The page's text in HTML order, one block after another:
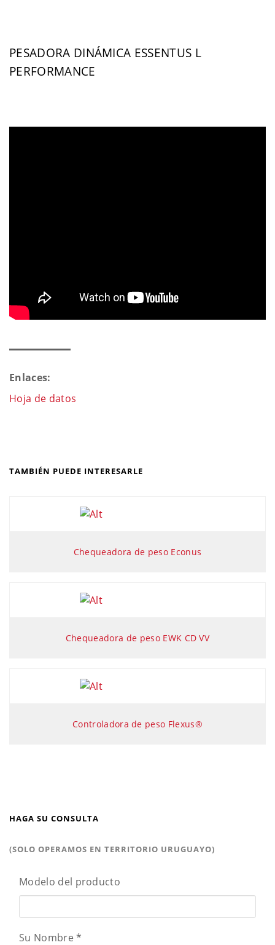
PESADORA DINÁMICA ESSENTUS L
PERFORMANCE
Enlaces:
Hoja de datos
TAMBIÉN PUEDE INTERESARLE
Chequeadora de peso Econus
Chequeadora de peso EWK CD VV
Controladora de peso Flexus®
HAGA SU CONSULTA
(SOLO OPERAMOS EN TERRITORIO URUGUAYO)
Modelo del producto
Su Nombre*